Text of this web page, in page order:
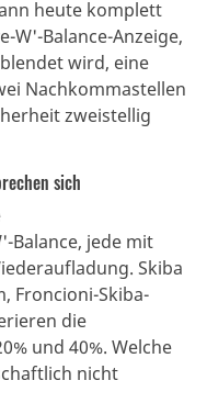
heute komplett
W'-Balance-Anzeige,
wird, eine
Nachkommastellen
zweistellig
sich
Balance, jede mit
Skiba
Froncioni-Skiba-
die
und 40%. Welche
nicht